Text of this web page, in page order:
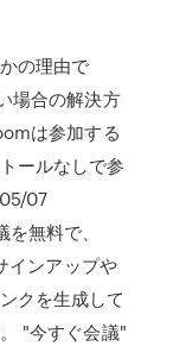
の理由で
場合の解決方
は参加する
ールなしで参
07
無料で、
インアップや
クを生成して
"今すぐ会議"